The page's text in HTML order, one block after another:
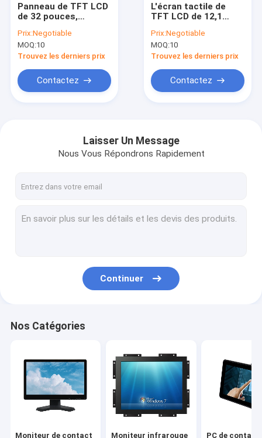
Contact
PC de contact d'AIO
Écrans de visualisation industriels
Moniteur de contact de SCIE
Aluminium de contact de PCAP
Panneau de TFT LCD
de 32 pouces,
d'AUO IPS pour le
Signage de Digital
Prix:Negotiable
MOQ:10
Trouvez les derniers prix
Contactez
L'écran tactile de
TFT LCD de 12,1
l'angle de vue large
de catégorie
d'Integrated A de
Prix:Negotiable
MOQ:10
Trouvez les derniers prix
Contactez
Laisser Un Message
Nous Vous Répondrons Rapidement
Continuer
Nos Catégories
Moniteur de contact Moniteur infrarouge PC de contact